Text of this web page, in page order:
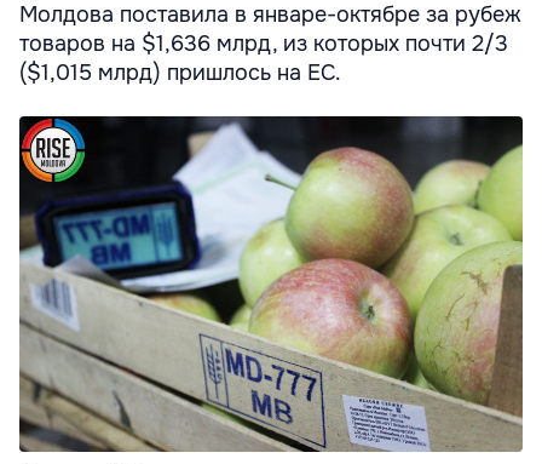
Молдова поставила в январе-октябре за рубеж
товаров на $1,636 млрд, из которых почти 2/3
($1,015 млрд) пришлось на ЕС.